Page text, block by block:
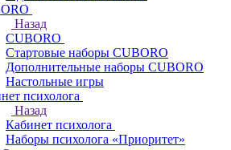
Назад
CUBORO
Стартовые наборы CUBORO
Дополнительные наборы CUBORO
Настольные игры
психолога
Назад
Кабинет психолога
Наборы психолога «Приоритет»